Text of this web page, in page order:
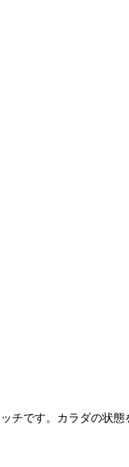
チです。カラダの状